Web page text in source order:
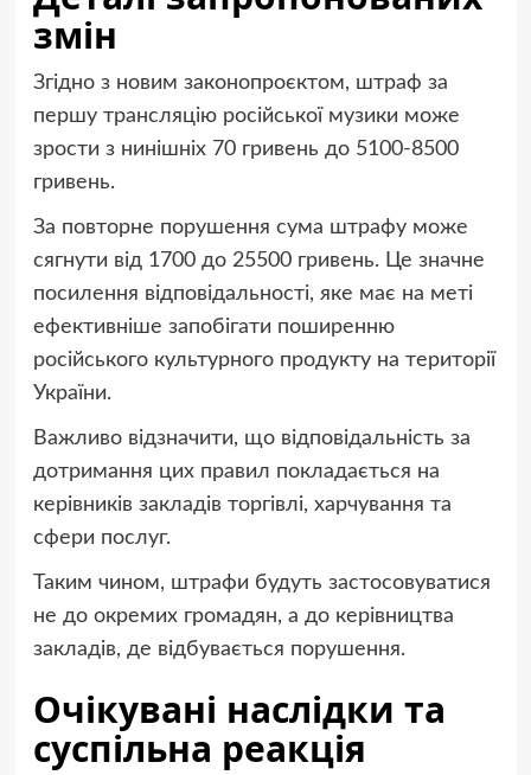
змін
Згідно з новим законопроєктом, штраф за
першу трансляцію російської музики може
зрости з нинішніх 70 гривень до 5100-8500
гривень.
За повторне порушення сума штрафу може
сягнути від 1700 до 25500 гривень. Це значне
посилення відповідальності, яке має на меті
ефективніше запобігати поширенню
російського культурного продукту на території
України.
Важливо відзначити, що відповідальність за
дотримання цих правил покладається на
керівників закладів торгівлі, харчування та
сфери послуг.
Таким чином, штрафи будуть застосовуватися
не до окремих громадян, а до керівництва
закладів, де відбувається порушення.
Очікувані наслідки та
суспільна реакція